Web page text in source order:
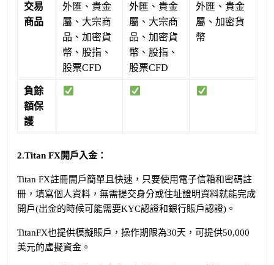
交易
商品
外匯、貴金
屬、大宗商
品、加密貨
幣、股指、
股票CFD
外匯、貴金
屬、大宗商
品、加密貨
幣、股指、
股票CFD
外匯、貴金
屬、加密貨
幣
負餘
額保
護
2.Titan FX開戶入金：
Titan FX註冊開戶簡單且快速，只要使用電子信箱和密碼註
冊，填寫個人資料，無需提交身分或住址證明資料就能完成
開戶(出金的時候可能需要KYC認證和銀行賬戶認證)。
TitanFX也提供模擬賬戶，操作期限為30天，可提供50,000
美元的虛擬資金。